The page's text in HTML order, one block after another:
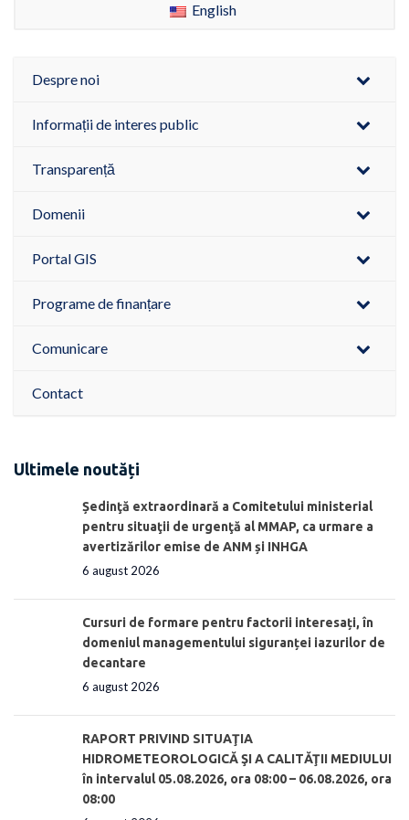
English
Despre noi
Informații de interes public
Transparență
Domenii
Portal GIS
Programe de finanțare
Comunicare
Contact
Ultimele noutăți
Ședinţă extraordinară a Comitetului ministerial
pentru situaţii de urgenţă al MMAP, ca urmare a
avertizărilor emise de ANM și INHGA
6 august 2026
Cursuri de formare pentru factorii interesați, în
domeniul managementului siguranței iazurilor de
decantare
6 august 2026
RAPORT PRIVIND SITUAŢIA
HIDROMETEOROLOGICĂ ŞI A CALITĂŢII MEDIULUI
în intervalul 05.08.2026, ora 08:00 – 06.08.2026, ora
08:00